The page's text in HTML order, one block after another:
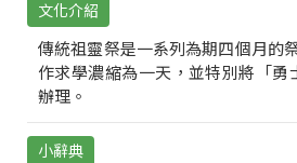
文化介紹
傳統祖靈祭是一系列為期四個月的
作求學濃縮為一天，並特別將「勇
辦理。
小辭典